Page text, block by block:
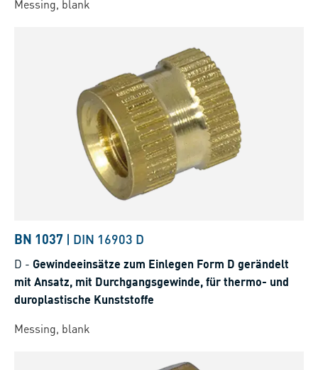
Messing, blank
BN 1037 | DIN 16903 D
D - Gewindeeinsätze zum Einlegen Form D gerändelt
mit Ansatz, mit Durchgangsgewinde, für thermo- und
duroplastische Kunststoffe
Messing, blank